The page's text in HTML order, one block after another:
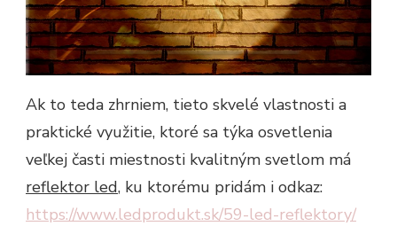
Ak to teda zhrniem, tieto skvelé vlastnosti a
praktické využitie, ktoré sa týka osvetlenia
veľkej časti miestnosti kvalitným svetlom má
reflektor led, ku ktorému pridám i odkaz:
https://www.ledprodukt.sk/59-led-reflektory/